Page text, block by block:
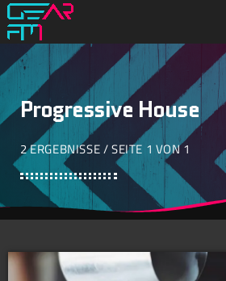
Progressive House
2 ERGEBNISSE / SEITE 1 VON 1